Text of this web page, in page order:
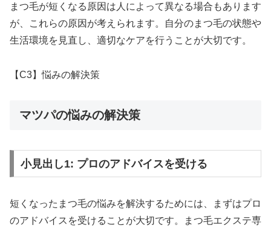
まつ毛が短くなる原因は人によって異なる場合もあります
が、これらの原因が考えられます。自分のまつ毛の状態や
生活環境を見直し、適切なケアを行うことが大切です。
【C3】悩みの解決策
マツパの悩みの解決策
小見出し1: プロのアドバイスを受ける
短くなったまつ毛の悩みを解決するためには、まずはプロ
のアドバイスを受けることが大切です。まつ毛エクステ専